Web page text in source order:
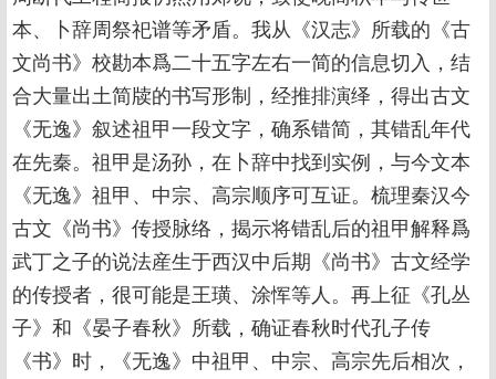
本、卜辞周祭祀谱等矛盾。我从《汉志》所载的《古
文尚书》校勘本爲二十五字左右一简的信息切入，结
合大量出土简牍的书写形制，经推排演绎，得出古文
《无逸》叙述祖甲一段文字，确系错简，其错乱年代
在先秦。祖甲是汤孙，在卜辞中找到实例，与今文本
《无逸》祖甲、中宗、高宗顺序可互证。梳理秦汉今
古文《尚书》传授脉络，揭示将错乱后的祖甲解释爲
武丁之子的说法産生于西汉中后期《尚书》古文经学
的传授者，很可能是王璜、涂恽等人。再上征《孔丛
子》和《晏子春秋》所载，确证春秋时代孔子传
《书》时，《无逸》中祖甲、中宗、高宗先后相次，